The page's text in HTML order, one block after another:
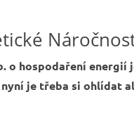
o hospodaření energií
nyní je třeba si ohlídat